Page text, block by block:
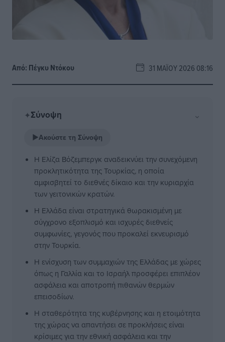
Από: Πέγκυ Ντόκου 31 ΜΑΪ́ΟΥ 2026 08:16
✦Σύνοψη ⌄
▶Ακούστε τη Σύνοψη
Η Ελίζα Βόζεμπεργκ αναδεικνύει την συνεχόμενη
προκλητικότητα της Τουρκίας, η οποία
αμφισβητεί το διεθνές δίκαιο και την κυριαρχία
των γειτονικών κρατών.
Η Ελλάδα είναι στρατηγικά θωρακισμένη με
σύγχρονο εξοπλισμό και ισχυρές διεθνείς
συμφωνίες, γεγονός που προκαλεί εκνευρισμό
στην Τουρκία.
Η ενίσχυση των συμμαχιών της Ελλάδας με χώρες
όπως η Γαλλία και το Ισραήλ προσφέρει επιπλέον
ασφάλεια και αποτροπή πιθανών θερμών
επεισοδίων.
Η σταθερότητα της κυβέρνησης και η ετοιμότητα
της χώρας να απαντήσει σε προκλήσεις είναι
κρίσιμες για την εθνική ασφάλεια και την